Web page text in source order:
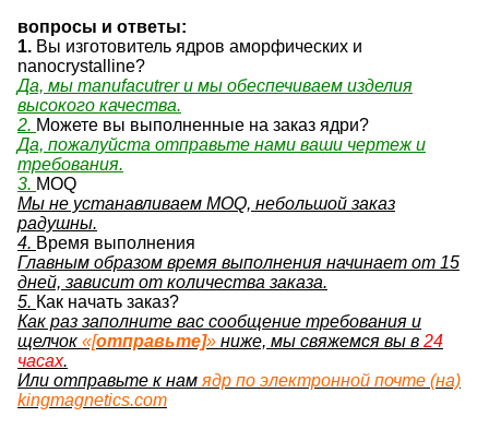
вопросы и ответы:
1. Вы изготовитель ядров аморфических и
nanocrystalline?
Да, мы manufacutrer и мы обеспечиваем изделия
высокого качества.
2. Можете вы выполненные на заказ ядри?
Да, пожалуйста отправьте нами ваши чертеж и
требования.
3. MOQ
Мы не устанавливаем MOQ, небольшой заказ
радушны.
4. Время выполнения
Главным образом время выполнения начинает от 15
дней, зависит от количества заказа.
5. Как начать заказ?
Как раз заполните вас сообщение требования и
щелчок «[отправьте]» ниже, мы свяжемся вы в 24
часах.
Или отправьте к нам ядр по электронной почте (на)
kingmagnetics.com